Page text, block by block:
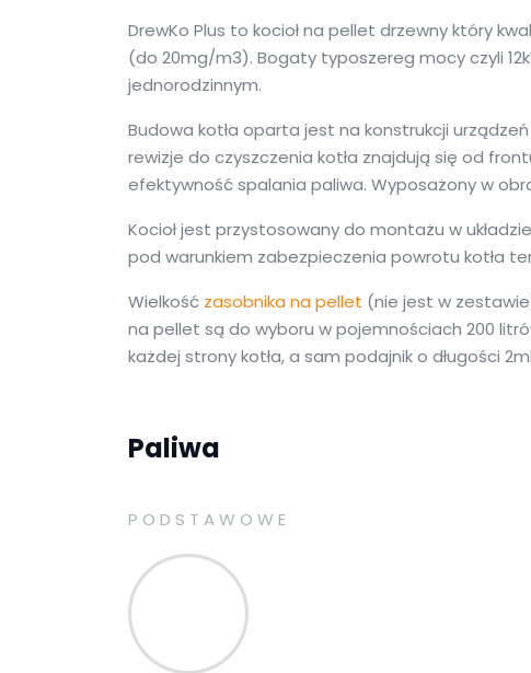
DrewKo Plus to kocioł na pellet drzewny który
(do 20mg/m3). Bogaty typoszereg mocy czyli
jednorodzinnym.
Budowa kotła oparta jest na konstrukcji
rewizje do czyszczenia kotła znajdują się od
efektywność spalania paliwa. Wyposażony w
Kocioł jest przystosowany do montażu w
pod warunkiem zabezpieczenia powrotu kotła
Wielkość zasobnika na pellet (nie jest w
na pellet są do wyboru w pojemnościach 200
każdej strony kotła, a sam podajnik o długości
Paliwa
PODSTAWOWE